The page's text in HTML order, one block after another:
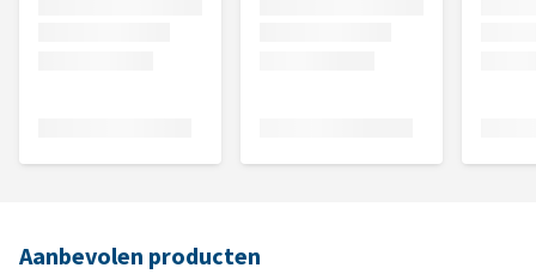
Aanbevolen producten